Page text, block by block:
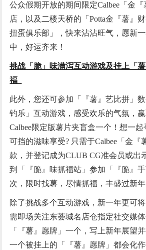
公众假期开放的期间限定Calbee「金
店，以及二楼天桥的「Potta金『薯』
扭蛋俱乐部」，快来沾沾旺气，愿新一
中，好运齐来！
挑战「脆」味满泻互动游戏及挂上「
福
此外，您还可参加「『薯』艺比拼」
钓乐」互动游戏，感受欢乐的气氛，
Calbee限定版薯片夹盲盒一个！想一
可挡的滋味享受? 只需于Calbee「金『
款，并登记成为CLUB CG准会员或出
到「『脆』味抓福站」参加「『脆』
次，限时找薯，尽情抓福，丰盛过新年
除了挑战多个互动游戏，新一年更可
需即场关注东荟城名店仓指定社交媒
「『薯』愿牌」一个，写上新年展望
一个被挂上的「『薯』愿牌」都会化